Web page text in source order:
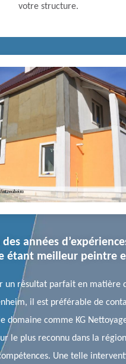
votre structure.
années
étant meilleur peintre
un résultat parfait en matière
il est préférable de
domaine comme KG
le plus reconnu dans la
Une telle